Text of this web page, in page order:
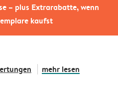
– plus Extrarabatte, wenn
kaufst
mehr lesen